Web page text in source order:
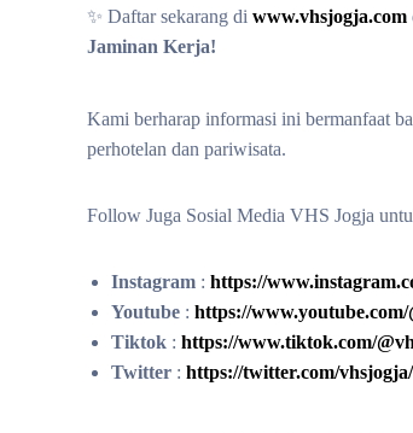
✨ Daftar sekarang di www.vhsjogja.com
Jaminan Kerja!
Kami berharap informasi ini bermanfaat
perhotelan dan pariwisata.
Follow Juga Sosial Media VHS Jogja
Instagram : https://
Youtube : https://www.youtube.com/
Tiktok : https://www.tiktok.com/
Twitter : https://twitter.com/vhsjogja/